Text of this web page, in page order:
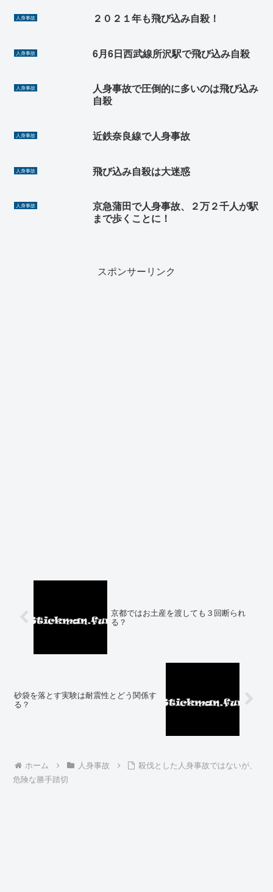
人身事故 ２０２１年も飛び込み自殺！
人身事故 6月6日西武線所沢駅で飛び込み自殺
人身事故
人身事故で圧倒的に多いのは飛び込み
自殺
人身事故 近鉄奈良線で人身事故
人身事故 飛び込み自殺は大迷惑
人身事故
京急蒲田で人身事故、２万２千人が駅
まで歩くことに！
スポンサーリンク
京都ではお土産を渡しても３回断られ
る？
砂袋を落とす実験は耐震性とどう関係す
る？
ホーム 人身事故
殺伐とした人身事故ではないが、
危険な勝手踏切